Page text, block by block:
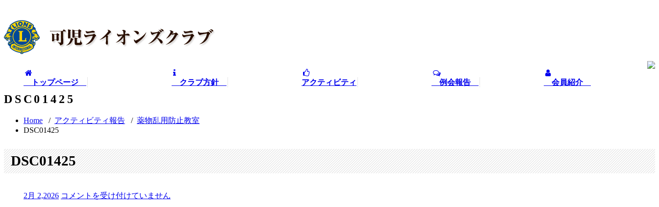
トップページ クラブ方針 アクティビティ 例会報告 会員紹介
DSC01425
Home / アクティビティ報告 / 薬物乱用防止教室
DSC01425
DSC01425
2月 2,2026 DSC01425
コメントを受け付けていません